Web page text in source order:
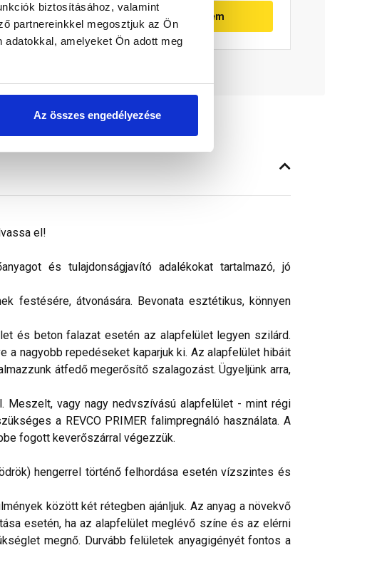
biztosításához, valamint
partnereinkkel megosztjuk az Ön
amelyeket Ön adott meg
Az összes engedélyezése
Megnézem
el!
és tulajdonságjavító adalékokat tartalmazó, jó
festésére, átvonására. Bevonata esztétikus, könnyen
és beton falazat esetén az alapfelület legyen szilárd.
nagyobb repedéseket kaparjuk ki. Az alapfelület hibáit
átfedő megerősítő szalagozást. Ügyeljünk arra,
Meszelt, vagy nagy nedvszívású alapfelület - mint régi
a REVCO PRIMER falimpregnáló használata. A
fogott keverőszárral végezzük.
hengerrel történő felhordása esetén vízszintes és
között két rétegben ajánljuk. Az anyag a növekvő
esetén, ha az alapfelület meglévő színe és az elérni
megnő. Durvább felületek anyagigényét fontos a